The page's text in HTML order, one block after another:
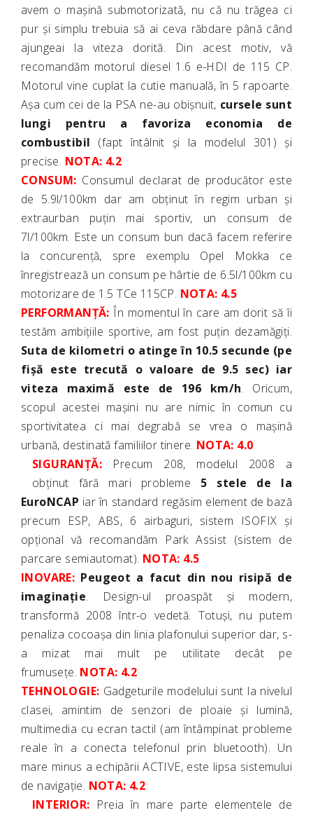
avem o mașină submotorizată, nu că nu trăgea ci
pur și simplu trebuia să ai ceva răbdare până când
ajungeai la viteza dorită. Din acest motiv, vă
recomandăm motorul diesel 1.6 e-HDI de 115 CP.
Motorul vine cuplat la cutie manuală, în 5 rapoarte.
Așa cum cei de la PSA ne-au obișnuit, cursele sunt
lungi pentru a favoriza economia de
combustibil (fapt întâlnit și la modelul 301) și
precise. NOTA: 4.2
CONSUM: Consumul declarat de producător este
de 5.9l/100km dar am obținut în regim urban și
extraurban puțin mai sportiv, un consum de
7l/100km. Este un consum bun dacă facem referire
la concurență, spre exemplu Opel Mokka ce
înregistrează un consum pe hârtie de 6.5l/100km cu
motorizare de 1.5 TCe 115CP. NOTA: 4.5
PERFORMANȚĂ: În momentul în care am dorit să îi
testăm ambițiile sportive, am fost puțin dezamăgiți.
Suta de kilometri o atinge în 10.5 secunde (pe
fișă este trecută o valoare de 9.5 sec) iar
viteza maximă este de 196 km/h. Oricum,
scopul acestei mașini nu are nimic în comun cu
sportivitatea ci mai degrabă se vrea o mașină
urbană, destinată familiilor tinere. NOTA: 4.0
SIGURANȚĂ:
Precum 208, modelul 2008 a
obținut fără mari probleme 5 stele de la
EuroNCAP iar în standard regăsim element de bază
precum ESP, ABS, 6 airbaguri, sistem ISOFIX și
opțional vă recomandăm Park Assist (sistem de
parcare semiautomat). NOTA: 4.5
INOVARE: Peugeot a facut din nou risipă de
imaginație. Design-ul proaspăt și modern,
transformă 2008 într-o vedetă. Totuși, nu putem
penaliza cocoașa din linia plafonului superior dar, s-
a mizat mai mult pe utilitate decât pe
frumusețe. NOTA: 4.2
TEHNOLOGIE: Gadgeturile modelului sunt la nivelul
clasei, amintim de senzori de ploaie și lumină,
multimedia cu ecran tactil (am întâmpinat probleme
reale în a conecta telefonul prin bluetooth). Un
mare minus a echipării ACTIVE, este lipsa sistemului
de navigație. NOTA: 4.2
INTERIOR: Preia în mare parte elementele de